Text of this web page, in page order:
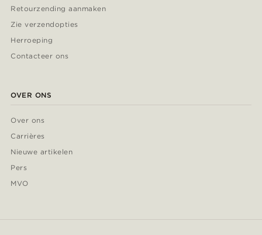
Retourzending aanmaken
Zie verzendopties
Herroeping
Contacteer ons
OVER ONS
Over ons
Carrières
Nieuwe artikelen
Pers
MVO